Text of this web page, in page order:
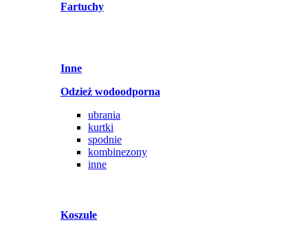
Fartuchy
Inne
Odzież wodoodporna
ubrania
kurtki
spodnie
kombinezony
inne
Koszule